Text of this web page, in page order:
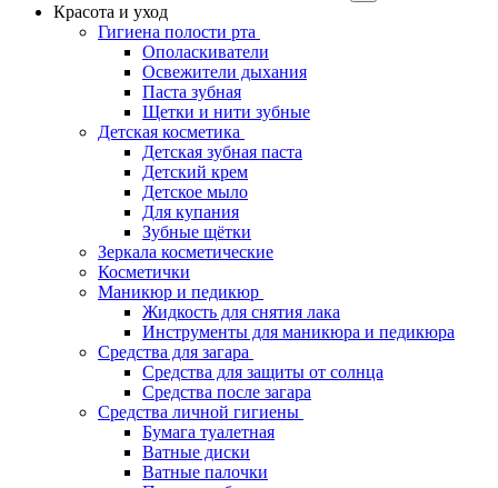
Красота и уход
Гигиена полости рта
Ополаскиватели
Освежители дыхания
Паста зубная
Щетки и нити зубные
Детская косметика
Детская зубная паста
Детский крем
Детское мыло
Для купания
Зубные щётки
Зеркала косметические
Косметички
Маникюр и педикюр
Жидкость для снятия лака
Инструменты для маникюра и педикюра
Средства для загара
Средства для защиты от солнца
Средства после загара
Средства личной гигиены
Бумага туалетная
Ватные диски
Ватные палочки